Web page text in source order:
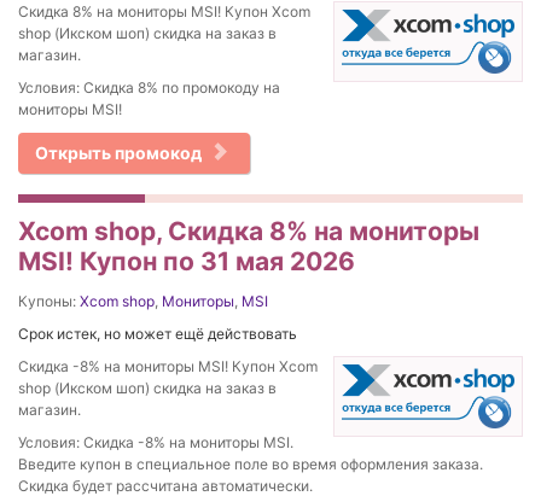
Скидка 8% на мониторы MSI! Купон Xcom
shop (Икском шоп) скидка на заказ в
магазин.
Условия: Скидка 8% по промокоду на
мониторы MSI!
Открыть промокод
Xcom shop, Скидка 8% на мониторы
MSI! Купон по 31 мая 2026
Купоны: Xcom shop Мониторы MSI
Срок истек, но может ещё действовать
Скидка -8% на мониторы MSI! Купон Xcom
shop (Икском шоп) скидка на заказ в
магазин.
Условия: Скидка -8% на мониторы MSI.
Введите купон в специальное поле во время оформления заказа.
Скидка будет рассчитана автоматически.